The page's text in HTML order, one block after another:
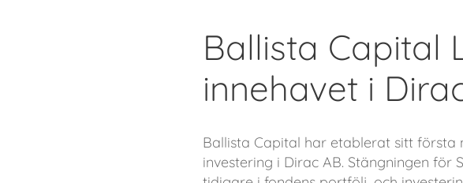
Ballista Capital
innehavet i
Ballista Capital har etablerat sitt första
investering i Dirac AB. Stängningen för